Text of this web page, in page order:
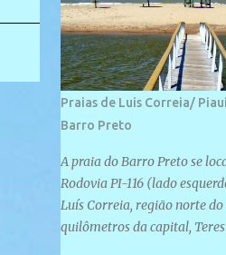
Cajueiro da Praia.
Praias de Luis Correia/
Barro Preto
A praia do Barro Preto se
Rodovia PI-116 (lado
Luís Correia, região norte do
quilômetros da capital,